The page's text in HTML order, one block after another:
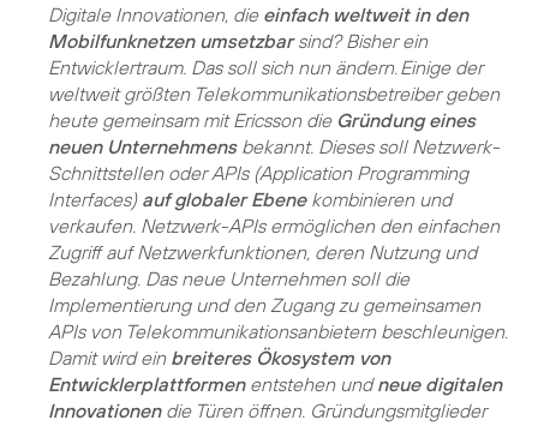
Digitale Innovationen, die einfach weltweit in den
Mobilfunknetzen umsetzbarsind? Bisher ein
Entwicklertraum. Das soll sich nun ändern. Einige der
weltweit größten Telekommunikationsbetreiber geben
heute gemeinsam mit Ericsson die Gründung eines
neuen Unternehmensbekannt. Dieses soll Netzwerk-
Schnittstellen oder APIs (Application Programming
Interfaces) auf globaler Ebenekombinieren und
verkaufen. Netzwerk-APIs ermöglichen den einfachen
Zugriff auf Netzwerkfunktionen, deren Nutzung und
Bezahlung. Das neue Unternehmen soll die
Implementierung und den Zugang zu gemeinsamen
APIs von Telekommunikationsanbietern beschleunigen.
Damit wird ein breiteres Ökosystem von
Entwicklerplattformenentstehen undneue digitalen
Innovationendie Türen öffnen. Gründungsmitglieder